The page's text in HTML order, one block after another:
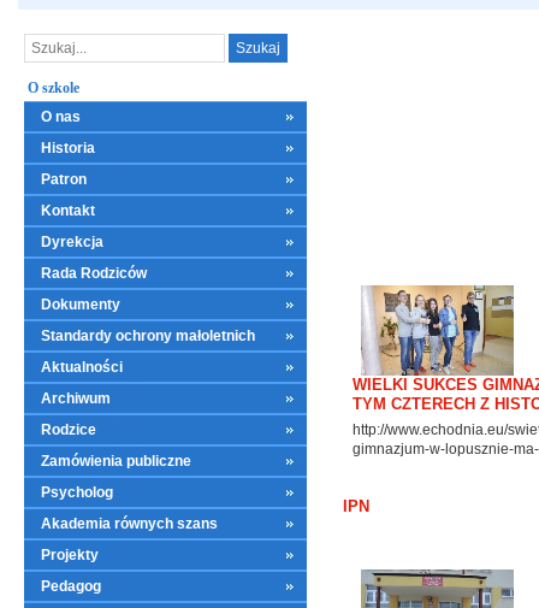
O szkole
O nas
Historia
Patron
Kontakt
Dyrekcja
Rada Rodziców
Dokumenty
Standardy ochrony małoletnich
Aktualności
Archiwum
Rodzice
Zamówienia publiczne
Psycholog
Akademia równych szans
Projekty
Pedagog
WIELKI SUKCES
TYM CZTERECH Z
http://www.echodnia.eu/
gimnazjum-w-lopusznie-
IPN